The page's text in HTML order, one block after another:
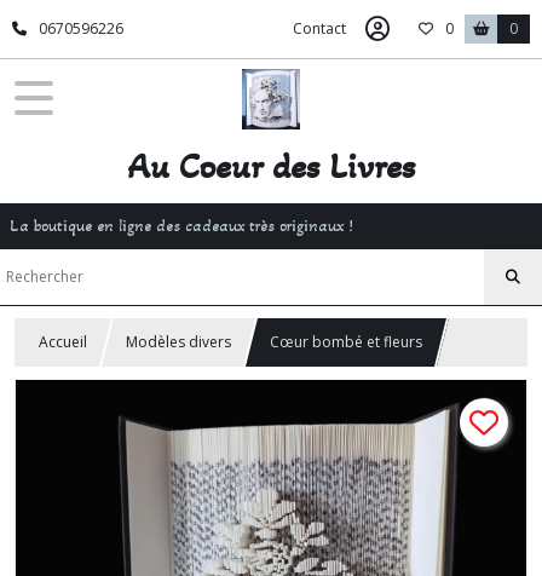
0670596226 Contact 0 0
Au Coeur des Livres
La boutique en ligne des cadeaux très originaux !
Accueil Modèles divers Cœur bombé et fleurs